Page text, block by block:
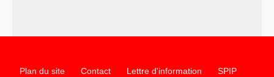
Plan du site Contact Lettre d'information SPIP